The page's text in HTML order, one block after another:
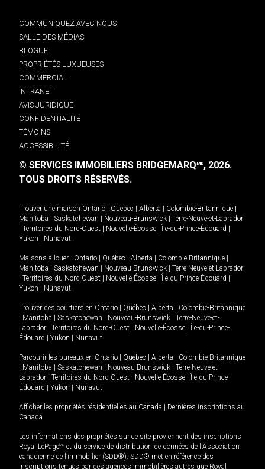
COMMUNIQUEZ AVEC NOUS
SALLE DES MÉDIAS
BLOGUE
PROPRIÉTÉS LUXUEUSES
COMMERCIAL
INTRANET
AVIS JURIDIQUE
CONFIDENTIALITÉ
TÉMOINS
ACCESSIBILITÉ
© SERVICES IMMOBILIERS BRIDGEMARQMD, 2026.
TOUS DROITS RÉSERVÉS.
Trouver une maison Ontario Québec Alberta Colombie-Britannique
Manitoba
Saskatchewan Nouveau-Brunswick
Terre-Neuve-et-Labrador
Territoires du Nord-Ouest Nouvelle-Écosse Île-du-Prince-Édouard
Yukon
Nunavut.
Maisons à louer - Ontario Québec Alberta Colombie-Britannique
Manitoba
Saskatchewan Nouveau-Brunswick
Terre-Neuve-et-Labrador
Territoires du Nord-Ouest Nouvelle-Écosse Île-du-Prince-Édouard
Yukon
Nunavut.
Trouver des courtiers en Ontario Québec Alberta
Colombie-Britannique
Manitoba Saskatchewan Nouveau-Brunswick
Terre-Neuve-et-
Labrador
Territoires du Nord-Ouest Nouvelle-Écosse
Île-du-Prince-
Édouard
Yukon Nunavut
Parcourir les bureaux en Ontario Québec Alberta
Colombie-Britannique
Manitoba Saskatchewan Nouveau-Brunswick
Terre-Neuve-et-
Labrador
Territoires du Nord-Ouest Nouvelle-Écosse
Île-du-Prince-
Édouard
Yukon Nunavut
Afficher les propriétés résidentielles au Canada
Dernières inscriptions au
Canada
Les informations des propriétés sur ce site proviennent des inscriptions
Royal LePageMD et du service de distribution de données de l'Association
canadienne de l’immobilier (SDD®). SDD® met en référence des
inscriptions tenues par des agences immobilières autres que Royal